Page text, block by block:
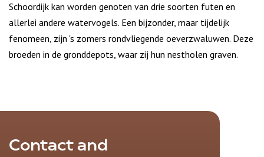
Schoordijk kan worden genoten van drie soorten futen en
allerlei andere watervogels. Een bijzonder, maar tijdelijk
fenomeen, zijn 's zomers rondvliegende oeverzwaluwen. Deze
broeden in de gronddepots, waar zij hun nestholen graven.
Contact and